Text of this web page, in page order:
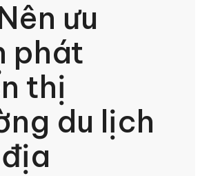
ưu
phát
thị
du lịch